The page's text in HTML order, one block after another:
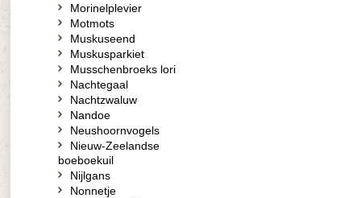
Morinelplevier
Motmots
Muskuseend
Muskusparkiet
Musschenbroeks lori
Nachtegaal
Nachtzwaluw
Nandoe
Neushoornvogels
Nieuw-Zeelandse
boeboekuil
Nijlgans
Nonnetje